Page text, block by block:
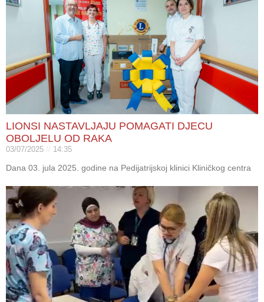
LIONSI NASTAVLJAJU POMAGATI DJECU
OBOLJELU OD RAKA
03/07/2025 14:35
Dana 03. jula 2025. godine na Pedijatrijskoj klinici Kliničkog centra